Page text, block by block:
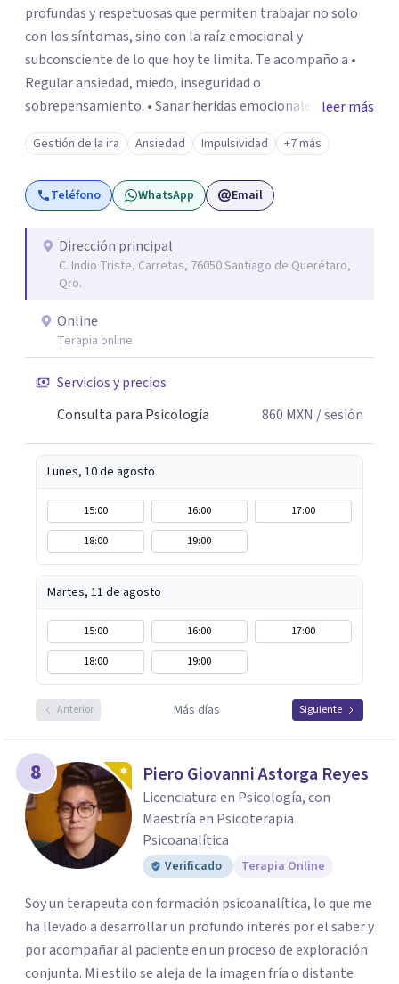
profundas y respetuosas que permiten trabajar no solo
con los síntomas, sino con la raíz emocional y
subconsciente de lo que hoy te limita. Te acompaño a •
Regular ansiedad, miedo, inseguridad o
sobrepensamiento. • Sanar heridas emocionales y
fortalecer tu autoestima. . Comprender por qué repites
ciertos patrones o emociones. Puedes superar lo que te
preocupa y lograr tus objetivos más pronto de lo que
imaginas. Contáctame por Wahtsapp. Puedo ayudarte.
leer más
Gestión de la ira Ansiedad Impulsividad +7 más
Teléfono WhatsApp Email
Dirección principal
C. Indio Triste, Carretas, 76050 Santiago de Querétaro,
Qro.
Online
Terapia online
Servicios y precios
Consulta para Psicología
860 MXN / sesión
Lunes, 10 de agosto
15:00 16:00
17:00
18:00
19:00
Martes, 11 de agosto
15:00 16:00
17:00
18:00
19:00
Anterior Más días Siguiente
8 Piero Giovanni Astorga Reyes
Licenciatura en Psicología, con
Maestría en Psicoterapia
Psicoanalítica
Verificado Terapia Online
Soy un terapeuta con formación psicoanalítica, lo que me
ha llevado a desarrollar un profundo interés por el saber y
por acompañar al paciente en un proceso de exploración
conjunta. Mi estilo se aleja de la imagen fría o distante